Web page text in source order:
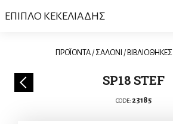
ΕΠΙΠΛΟ ΚΕΚΕΛΙΑΔΗΣ
ΠΡΟΪΟΝΤΑ / ΣΑΛΟΝΙ / ΒΙΒΛΙΟΘΗΚΕΣ
SP18 STEF
CODE: 23185